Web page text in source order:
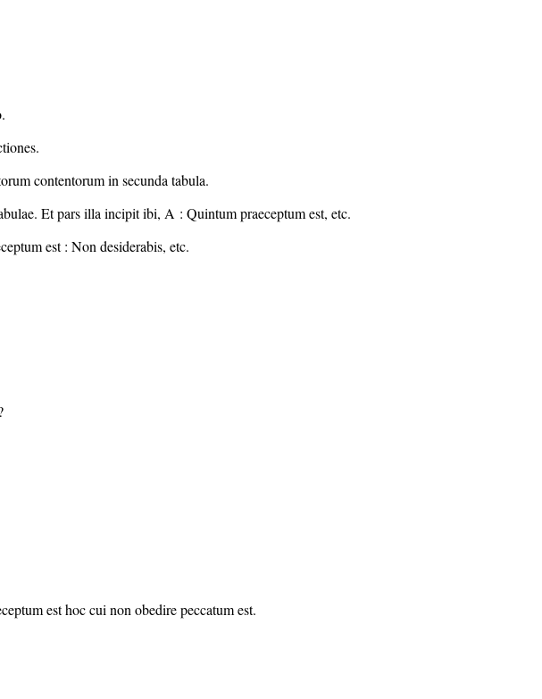
contentorum in secunda tabula.
Et pars illa incipit ibi, A : Quintum praeceptum est, etc.
est : Non desiderabis, etc.
est hoc cui non obedire peccatum est.